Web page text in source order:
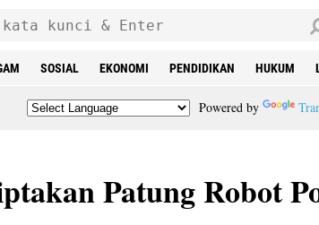
SOSIAL EKONOMI PENDIDIKAN HUKUM
Powered by
Patung Robot